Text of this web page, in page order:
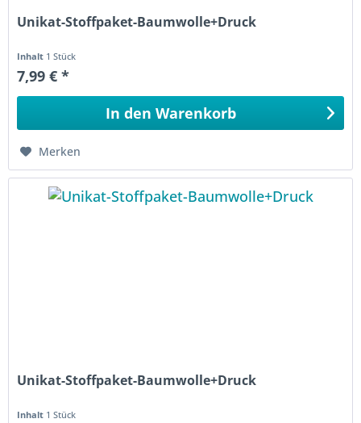
Unikat-Stoffpaket-Baumwolle+Druck
Inhalt 1 Stück
7,99 € *
In den Warenkorb
Merken
Unikat-Stoffpaket-Baumwolle+Druck
Inhalt 1 Stück